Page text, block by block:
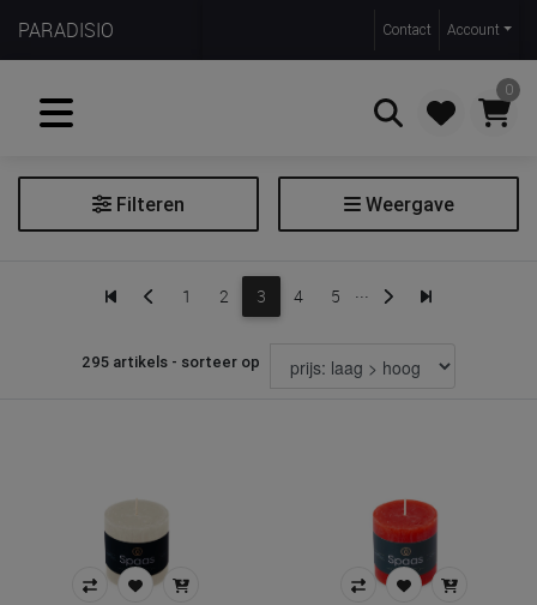
PARADISIO Contact Account
0
Zoeken
Filteren Weergave
1 2 3 4 5 ...
295 artikels - sorteer op